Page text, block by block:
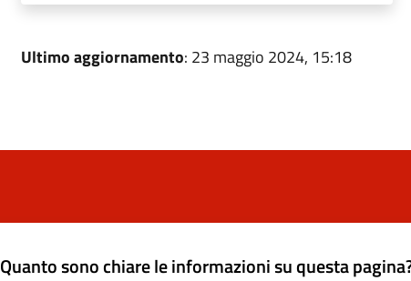
Ultimo aggiornamento: 23 maggio 2024, 15:18
Quanto sono chiare le informazioni su questa